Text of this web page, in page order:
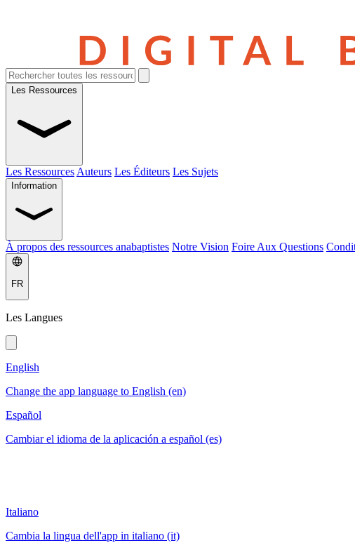
Les Ressources
Les Ressources Auteurs Les Éditeurs Les Sujets
Information
À propos des ressources anabaptistes Notre Vision Foire Aux Questions
FR
Les Langues
English
Change the app language to English (en)
Español
Cambiar el idioma de la aplicación a español (es)
Italiano
Cambia la lingua dell'app in italiano (it)